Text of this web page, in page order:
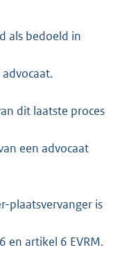
als bedoeld in
dit laatste proces
een advocaat
plaatsvervanger is
en artikel 6 EVRM.